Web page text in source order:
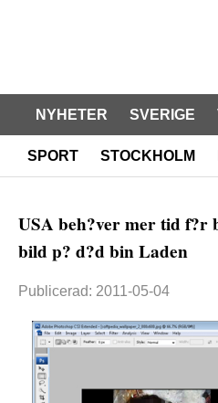
NYHETER SVERIGE
SPORT STOCKHOLM
USA beh?ver mer tid f?r
bild p? d?d bin Laden
Publicerad: 2011-05-04